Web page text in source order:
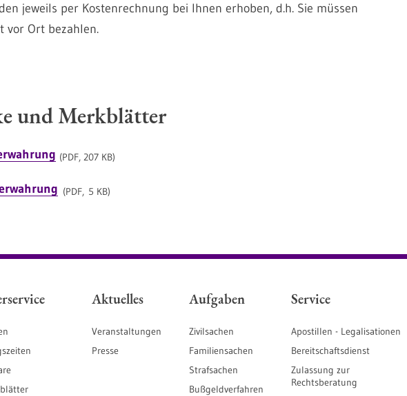
jeweils per Kostenrechnung bei Ihnen erhoben, d.h. Sie müssen
vor Ort bezahlen.
und Merkblätter
(PDF, 207 KB)
(PDF, 5 KB)
Aktuelles
Veranstaltungen
Presse
Aufgaben
Zivilsachen
Familiensachen
Strafsachen
Bußgeldverfahren
Service
Apostillen - Legalisationen
Bereitschaftsdienst
Zulassung zur
Rechtsberatung